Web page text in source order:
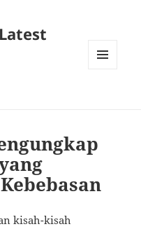
kisah-kisah